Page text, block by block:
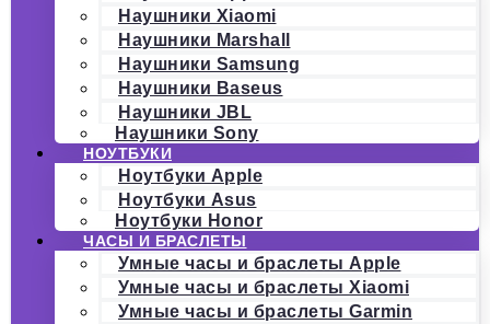
Наушники Xiaomi
Наушники Marshall
Наушники Samsung
Наушники Baseus
Наушники JBL
Наушники Sony
НОУТБУКИ
Ноутбуки Apple
Ноутбуки Asus
Ноутбуки Honor
ЧАСЫ И БРАСЛЕТЫ
Умные часы и браслеты Apple
Умные часы и браслеты Xiaomi
Умные часы и браслеты Garmin